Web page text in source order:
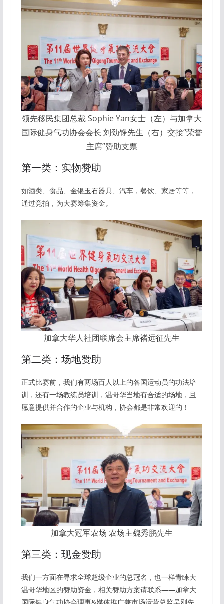
领先移民集团总裁 Sophie Yan女士（左）与加拿大
国际健身气功协会会长 刘劲铮先生（右）交接“荣誉
主席”赞助支票
第一类：实物赞助
如酒类、食品、金银玉石器具、汽车，餐饮、家居等等，
通过竞拍，为大赛筹集资金。
加拿大华人社团联席会主席褚远征先生
第二类：场地赞助
正式比赛前，我们有两场百人以上的各国运动员的功法培
训，还有一场教练员培训，温哥华当地有合适的场地，且
愿意提供并合作的企业与机构，协会都是非常欢迎的！
加拿大冠军农场 农场主魏秀鹏先生
第三类：现金赞助
我们一方面在寻求全球超级企业的总冠名，也一样青睐大
温哥华地区的赞助资金，相关赞助方案请联系——加拿大